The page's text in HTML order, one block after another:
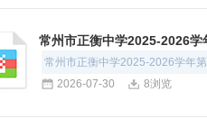
常州市正衡中学2025-2026学
常州市正衡中学2025-2026学年
2026-07-30
8浏览